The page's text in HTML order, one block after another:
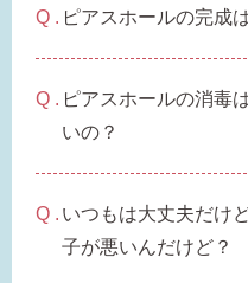
ド」を同封いたします。
詳
ピアスホールの完成
ピアスホールの消毒
いの？
いつもは大丈夫だけ
子が悪いんだけど？